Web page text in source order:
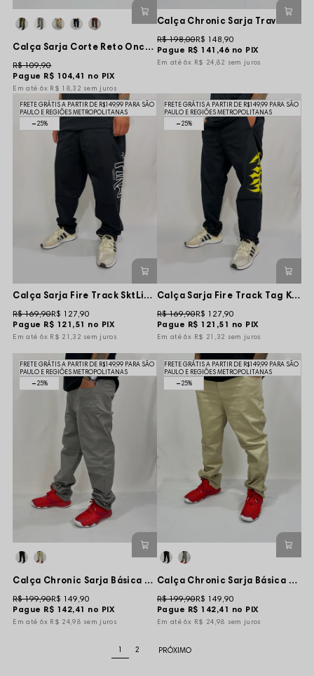
Calça Sarja Corte Reto Oncross - Preta
Pague R$ 104,41 no PIX
R$ 109,90
6x R$ 18,32 sem juros
Pague R$ 141,46 no PIX
R$ 198,00R$ 148,90
6x R$ 24,82 sem juros
25%
FRETE GRÁTIS A PARTIR DE R$149,99 PARA SÃO
PAULO E REGIÕES METROPOLITANAS
Calça Sarja Fire Track SktLixos - Preta
Pague R$ 121,51 no PIX
R$ 169,90R$ 127,90
6x R$ 21,32 sem juros
25%
FRETE GRÁTIS A PARTIR DE R$149,99 PARA SÃO
PAULO E REGIÕES METROPOLITANAS
Calça Sarja Fire Track Tag Khaos - Preta
Pague R$ 121,51 no PIX
R$ 169,90R$ 127,90
6x R$ 21,32 sem juros
25%
FRETE GRÁTIS A PARTIR DE R$149,99 PARA SÃO
PAULO E REGIÕES METROPOLITANAS
Calça Chronic Sarja Básica Travel - Cinza
Pague R$ 142,41 no PIX
R$ 199,90R$ 149,90
6x R$ 24,98 sem juros
25%
FRETE GRÁTIS A PARTIR DE R$149,99 PARA SÃO
PAULO E REGIÕES METROPOLITANAS
Calça Chronic Sarja Básica Travel - Creme
Pague R$ 142,41 no PIX
R$ 199,90R$ 149,90
6x R$ 24,98 sem juros
1 2